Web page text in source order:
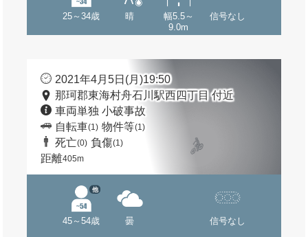
25～34歳 晴
幅5.5～
9.0m
信号なし
2021年4月5日(月)19:50
那珂郡東海村舟石川駅西四丁目 付近
車両単独 小破事故
自転車(1) 物件等(1)
死亡(0) 負傷(1)
距離405m
45～54歳
他
曇 信号なし